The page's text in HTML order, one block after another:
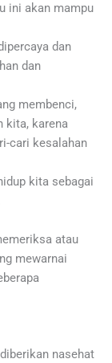
ini akan mampu
dan
dan
membenci,
kita, karena
cari kesalahan
kita sebagai
atau
mewarnai
nasehat